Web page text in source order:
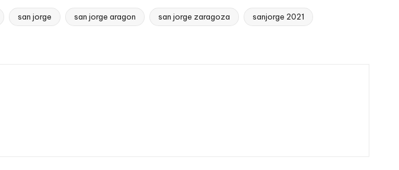
san jorge san jorge aragon san jorge zaragoza sanjorge 2021